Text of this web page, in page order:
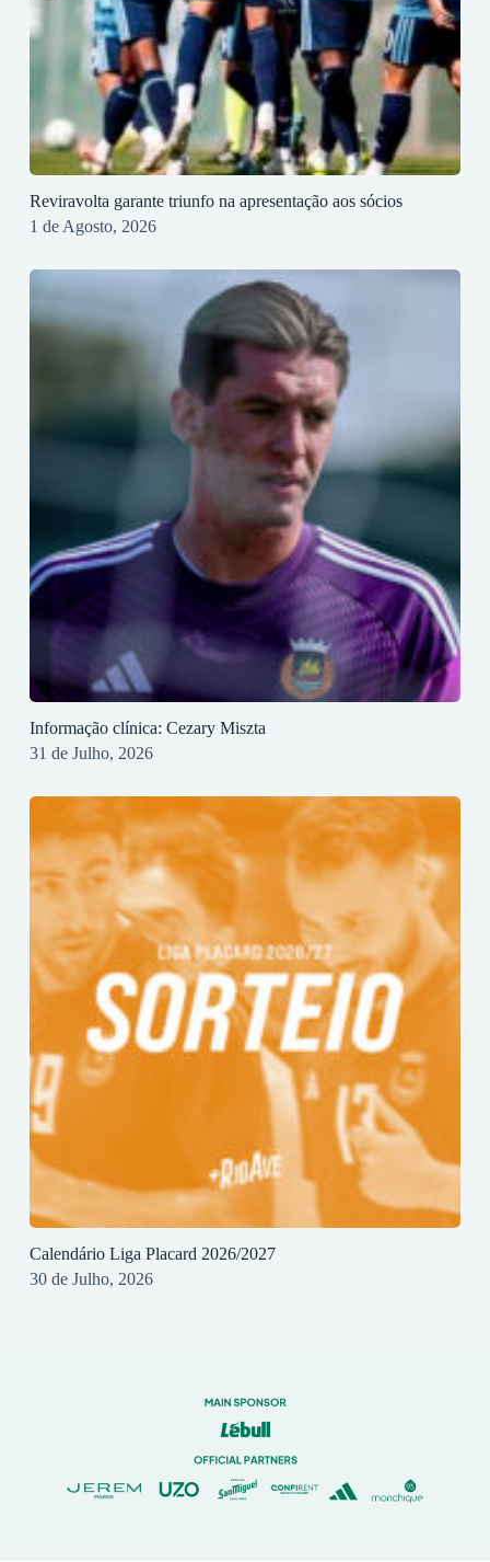
Reviravolta garante triunfo na apresentação aos sócios
1 de Agosto, 2026
Informação clínica: Cezary Miszta
31 de Julho, 2026
Calendário Liga Placard 2026/2027
30 de Julho, 2026